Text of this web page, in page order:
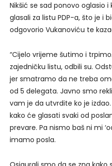
Nikšić se sad ponovo oglasio i
glasali za listu PDP-a, što je i
odgovorio Vukanoviću te
“Cijelo vrijeme šutimo i
zajedničku listu, odbili su.
jer smatramo da ne treba
od 5 delegata. Javno smo
vam je da utvrdite ko je
kako će glasati svaki od
prevare. Pa nismo baš ni mi
imamo posla.